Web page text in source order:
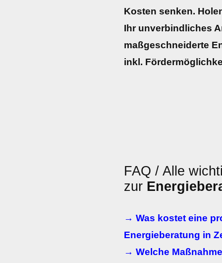
Kosten senken.
Ihr unverbindliches
maßgeschneiderte
inkl.
FAQ / Alle
zur
→ Was kostet eine
Energieberatung in
→ Welche